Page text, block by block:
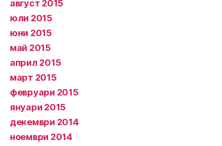
август 2015
юли 2015
юни 2015
май 2015
април 2015
март 2015
февруари 2015
януари 2015
декември 2014
ноември 2014